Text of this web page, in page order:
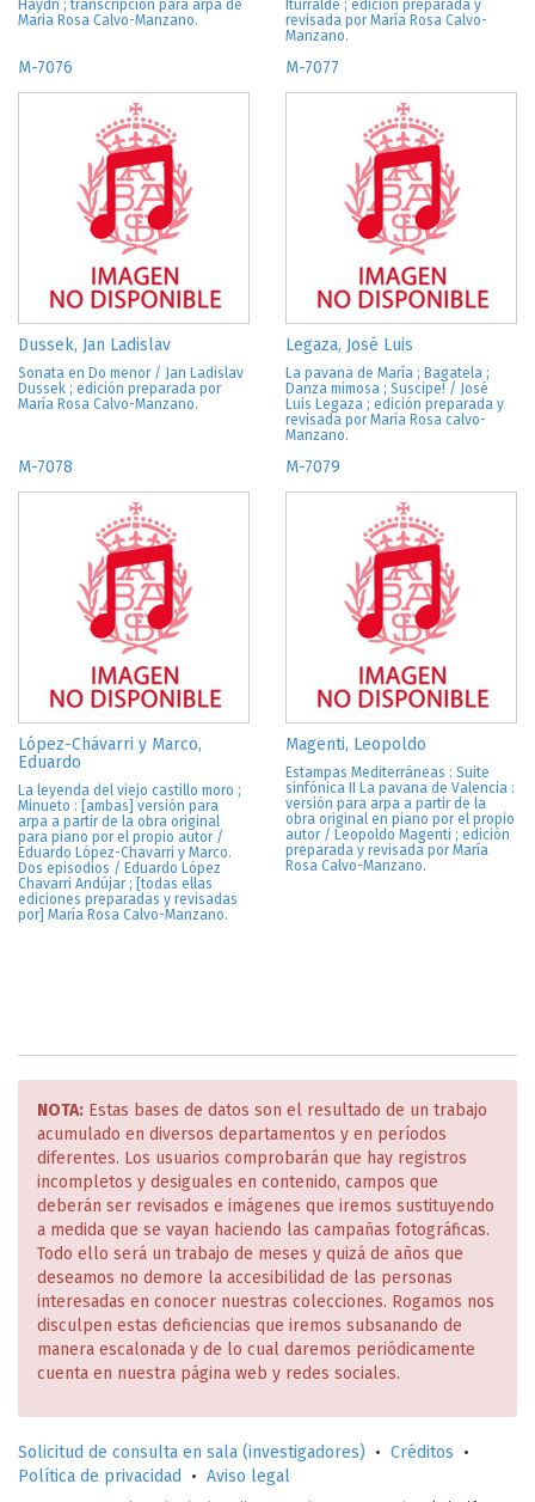
Haydn ; transcripción para arpa de
Maria Rosa Calvo-Manzano.
Iturralde ; edición preparada y
revisada por María Rosa Calvo-
Manzano.
M-7076
Dussek, Jan Ladislav
Sonata en Do menor / Jan Ladislav
Dussek ; edición preparada por
María Rosa Calvo-Manzano.
M-7077
Legaza, José Luis
La pavana de María ; Bagatela ;
Danza mimosa ; Suscipe! / José
Luis Legaza ; edición preparada y
revisada por María Rosa calvo-
Manzano.
M-7078
López-Chávarri y Marco,
Eduardo
La leyenda del viejo castillo moro ;
Minueto : [ambas] versión para
arpa a partir de la obra original
para piano por el propio autor /
Eduardo López-Chavarri y Marco.
Dos episodios / Eduardo López
Chavarri Andújar ; [todas ellas
ediciones preparadas y revisadas
por] María Rosa Calvo-Manzano.
M-7079
Magenti, Leopoldo
Estampas Mediterráneas : Suite
sinfónica II La pavana de Valencia :
versión para arpa a partir de la
obra original en piano por el propio
autor / Leopoldo Magenti ; edición
preparada y revisada por María
Rosa Calvo-Manzano.
NOTA: Estas bases de datos son el resultado de un trabajo
acumulado en diversos departamentos y en períodos
diferentes. Los usuarios comprobarán que hay registros
incompletos y desiguales en contenido, campos que
deberán ser revisados e imágenes que iremos sustituyendo
a medida que se vayan haciendo las campañas fotográficas.
Todo ello será un trabajo de meses y quizá de años que
deseamos no demore la accesibilidad de las personas
interesadas en conocer nuestras colecciones. Rogamos nos
disculpen estas deficiencias que iremos subsanando de
manera escalonada y de lo cual daremos periódicamente
cuenta en nuestra página web y redes sociales.
Solicitud de consulta en sala (investigadores) • Créditos •
Política de privacidad
• Aviso legal